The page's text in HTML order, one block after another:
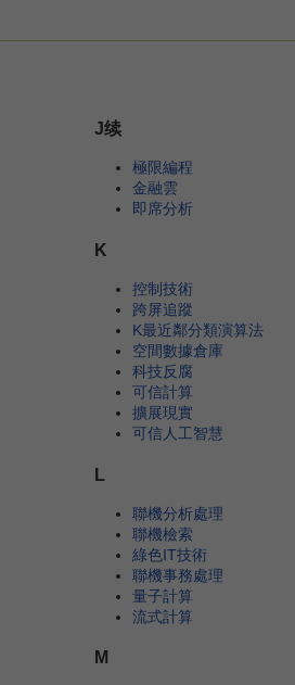
J续
極限編程
金融雲
即席分析
K
控制技術
跨屏追蹤
K最近鄰分類演算法
空間數據倉庫
科技反腐
可信計算
擴展現實
可信人工智慧
L
聯機分析處理
聯機檢索
綠色IT技術
聯機事務處理
量子計算
流式計算
M